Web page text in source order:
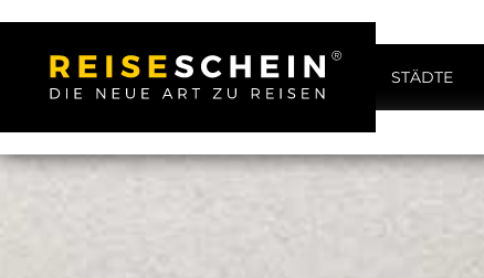
STÄDTE